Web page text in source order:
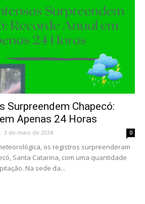
Surpreendem Chapecó:
Apenas 24 Horas
- 3 de maio de 2024 0
os registros surpreenderam
Santa Catarina, com uma quantidade
Na sede da...